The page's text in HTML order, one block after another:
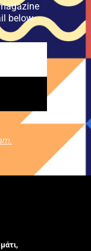
below.